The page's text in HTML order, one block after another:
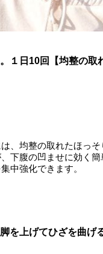
１日10回【均整の取
、均整の取れたほっ
下腹の凹ませに効く
中強化できます。
脚を上げてひざを曲げ